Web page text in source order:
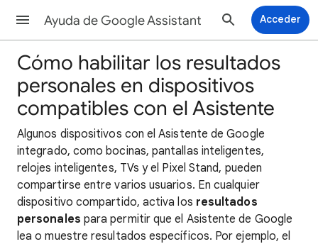
Ayuda de Google Assistant Acceder
Cómo habilitar los resultados
personales en dispositivos
compatibles con el Asistente
Algunos dispositivos con el Asistente de Google
integrado, como bocinas, pantallas inteligentes,
relojes inteligentes, TVs y el Pixel Stand, pueden
compartirse entre varios usuarios. En cualquier
dispositivo compartido, activa los resultados
personales para permitir que el Asistente de Google
lea o muestre resultados específicos. Por ejemplo, el